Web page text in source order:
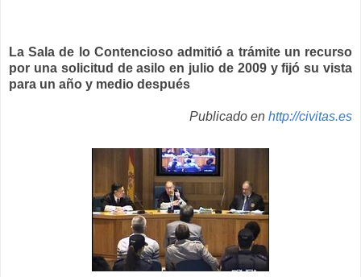
La Sala de lo Contencioso admitió a trámite un recurso
por una solicitud de asilo en julio de 2009 y fijó su vista
para un año y medio después
Publicado en http://civitas.es